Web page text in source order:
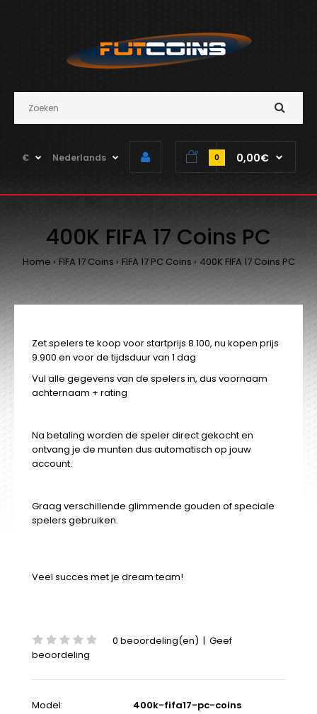
€ Nederlands 0 0,00€
400K FIFA 17 Coins PC
Home FIFA 17 Coins FIFA 17 PC Coins 400K FIFA 17 Coins PC
Zet spelers te koop voor startprijs 8.100, nu kopen prijs
9.900 en voor de tijdsduur van 1 dag
Vul alle gegevens van de spelers in, dus voornaam
achternaam + rating
Na betaling worden de speler direct gekocht en
ontvang je de munten dus automatisch op jouw
account.
Graag verschillende glimmende gouden of speciale
spelers gebruiken.
Veel succes met je dream team!
0 beoordeling(en) | Geef
beoordeling
Model:
400k-fifa17-pc-coins